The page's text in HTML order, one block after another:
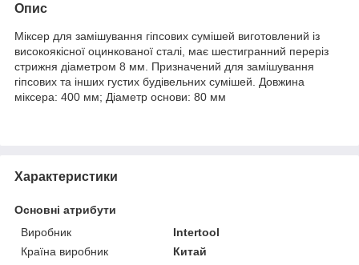
Опис
Міксер для замішування гіпсових сумішей виготовлений із
високоякісної оцинкованої сталі, має шестигранний переріз
стрижня діаметром 8 мм. Призначений для замішування
гіпсових та інших густих будівельних сумішей. Довжина
міксера: 400 мм; Діаметр основи: 80 мм
Характеристики
Основні атрибути
Виробник
Intertool
Країна виробник
Китай